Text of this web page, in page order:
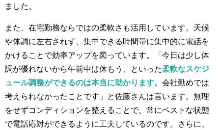
ました。
また、在宅勤務ならではの柔軟さも活用しています。天候
や体調に左右されず、集中できる時間帯に集中的に電話を
かけることで効率アップを図っています。「今日は少し体
調が優れないから午前中は休もう、といった柔軟なスケジ
ュール調整ができるのは本当に助かります。会社勤めでは
考えられなかったことです」と佐藤さんは言います。無理
をせずコンディションを整えることで、常にベストな状態
で電話応対ができるように工夫しているのです。さらに、